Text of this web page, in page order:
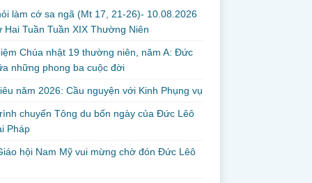
làm cớ sa ngã (Mt 17, 21-26)- 10.08.2026
Hai Tuần Tuần XIX Thường Niên
Chúa nhật 19 thường niên, năm A: Đức
những phong ba cuộc đời
năm 2026: Cầu nguyện với Kinh Phụng vụ
chuyến Tông du bốn ngày của Đức Lêô
Pháp
hội Nam Mỹ vui mừng chờ đón Đức Lêô